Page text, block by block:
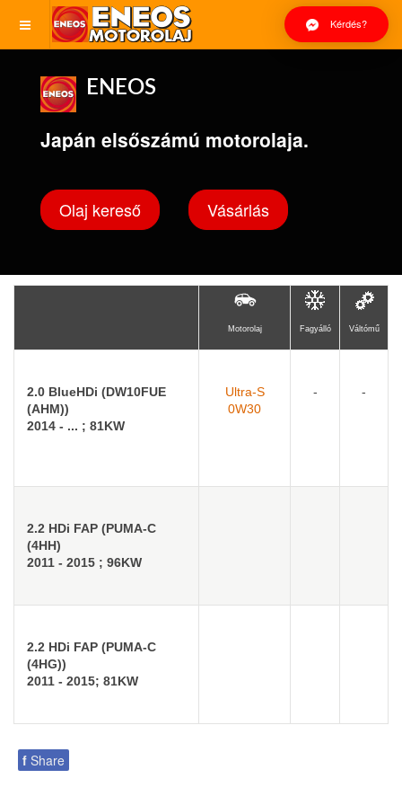
Kérdés?
ENEOS
Japán elsőszámú motorolaja.
Olaj kereső Vásárlás
Motorolaj Fagyálló Váltómű
2.0 BlueHDi (DW10FUE
(AHM))
2014 - ... ; 81KW
Ultra-S
0W30
- -
2.2 HDi FAP (PUMA-C
(4HH)
2011 - 2015 ; 96KW
2.2 HDi FAP (PUMA-C
(4HG))
2011 - 2015; 81KW
f Share